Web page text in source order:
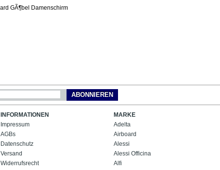
ABONNIEREN
INFORMATIONEN
Impressum
AGBs
Datenschutz
Versand
Widerrufsrecht
MARKE
Adelta
Airboard
Alessi
Alessi Officina
Alfi